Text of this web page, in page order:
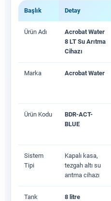
Başlık Detay
Ürün Adı
Acrobat Water
8 LT Su Arıtma
Cihazı
Marka Acrobat Water
Ürün Kodu
BDR-ACT-
BLUE
Sistem
Tipi
Kapalı kasa,
tezgah altı su
arıtma cihazı
Tank
8 litre